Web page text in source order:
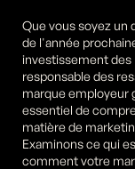
Que vous soyez un
de l'année
investissement des
responsable des
marque employeur
essentiel de
matière de
Examinons ce qui
comment votre